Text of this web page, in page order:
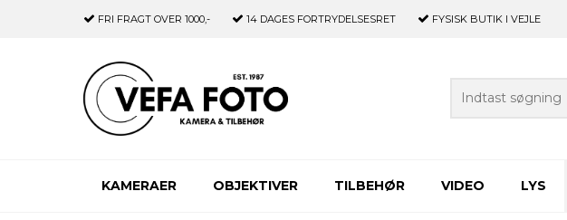
FRI FRAGT OVER 1000,- 14 DAGES FORTRYDELSESRET FYSISK BUTIK I VEJLE
KAMERAER OBJEKTIVER TILBEHØR VIDEO LYS